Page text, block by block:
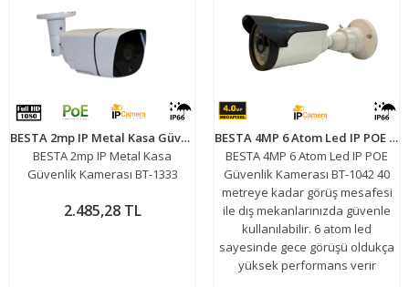
BESTA 2mp IP Metal Kasa Güvenlik Kamerası BT-1333
BESTA 2mp IP Metal Kasa
Güvenlik Kamerası BT-1333
2.485,28 TL
BESTA 4MP 6 Atom Led IP POE Güvenlik Kamerası BT-1042
BESTA 4MP 6 Atom Led IP POE
Güvenlik Kamerası BT-1042 40
metreye kadar görüş mesafesi
ile dış mekanlarınızda güvenle
kullanılabilir. 6 atom led
sayesinde gece görüşü oldukça
yüksek performans verir